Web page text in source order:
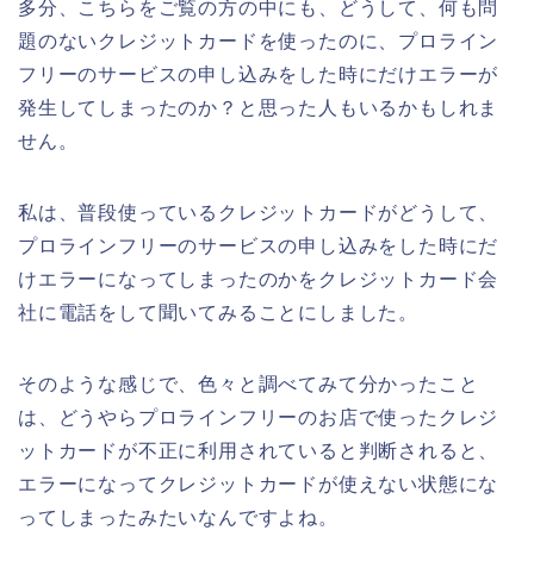
多分、こちらをご覧の方の中にも、どうして、何も問
題のないクレジットカードを使ったのに、プロライン
フリーのサービスの申し込みをした時にだけエラーが
発生してしまったのか？と思った人もいるかもしれま
せん。
私は、普段使っているクレジットカードがどうして、
プロラインフリーのサービスの申し込みをした時にだ
けエラーになってしまったのかをクレジットカード会
社に電話をして聞いてみることにしました。
そのような感じで、色々と調べてみて分かったこと
は、どうやらプロラインフリーのお店で使ったクレジ
ットカードが不正に利用されていると判断されると、
エラーになってクレジットカードが使えない状態にな
ってしまったみたいなんですよね。